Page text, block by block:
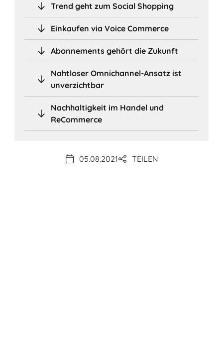
Trend geht zum Social Shopping
Einkaufen via Voice Commerce
Abonnements gehört die Zukunft
Nahtloser Omnichannel-Ansatz ist
unverzichtbar
Nachhaltigkeit im Handel und
ReCommerce
05.08.2021 TEILEN